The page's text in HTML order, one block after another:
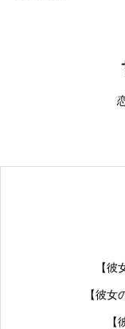
【彼
【彼女
【